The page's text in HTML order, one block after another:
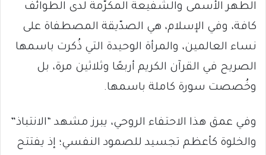
الطهر الأسمى والشفيعة المكرّمة لدى الطوائف
كافة، وفي الإسلام، هي الصدّيقة المصطفاة على
نساء العالمين، والمرأة الوحيدة التي ذُكرت باسمها
الصريح في القرآن الكريم أربعًا وثلاثين مرة، بل
وخُصصت سورة كاملة باسمها.
وفي عمق هذا الاحتفاء الروحي، يبرز مشهد “الانتباذ”
والخلوة كأعظم تجسيد للصمود النفسي؛ إذ يفتتح